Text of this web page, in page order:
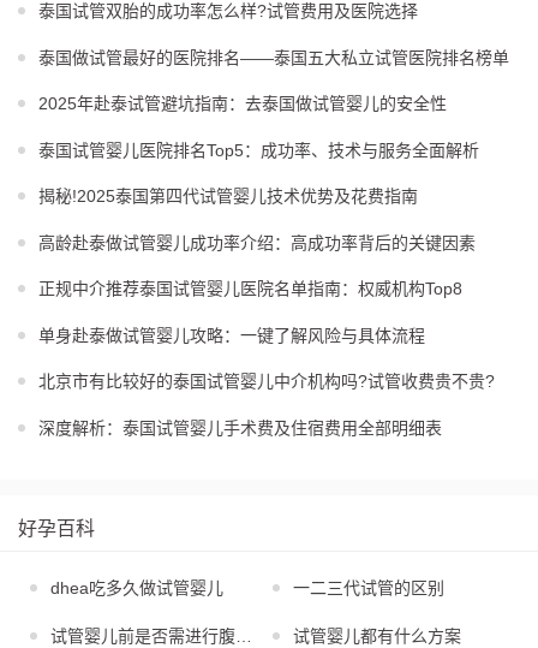
泰国试管双胎的成功率怎么样?试管费用及医院选择
泰国做试管最好的医院排名——泰国五大私立试管医院排名榜单
2025年赴泰试管避坑指南：去泰国做试管婴儿的安全性
泰国试管婴儿医院排名Top5：成功率、技术与服务全面解析
揭秘!2025泰国第四代试管婴儿技术优势及花费指南
高龄赴泰做试管婴儿成功率介绍：高成功率背后的关键因素
正规中介推荐泰国试管婴儿医院名单指南：权威机构Top8
单身赴泰做试管婴儿攻略：一键了解风险与具体流程
北京市有比较好的泰国试管婴儿中介机构吗?试管收费贵不贵?
深度解析：泰国试管婴儿手术费及住宿费用全部明细表
好孕百科
dhea吃多久做试管婴儿 一二三代试管的区别
试管婴儿前是否需进行腹腔镜 试管婴儿都有什么方案